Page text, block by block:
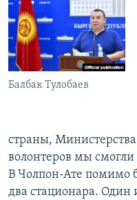
Балбак Тулобаев
страны,
волонтеров мы смогли
В Чолпон-Ате помимо
два стационара.